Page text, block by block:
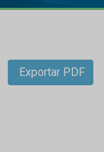
Exportar PDF